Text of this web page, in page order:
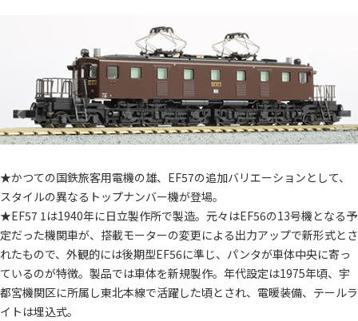
★かつての国鉄旅客用電機の雄、EF57の追加バリエーションとして、
スタイルの異なるトップナンバー機が登場。
★EF57 1は1940年に日立製作所で製造。元々はEF56の13号機となる予
定だった機関車が、搭載モーターの変更による出力アップで新形式とさ
れたもので、外観的には後期型EF56に準じ、パンタが車体中央に寄っ
ているのが特徴。製品では車体を新規製作。年代設定は1975年頃、宇
都宮機関区に所属し東北本線で活躍した頃とされ、電暖装備、テールラ
イトは埋込式。